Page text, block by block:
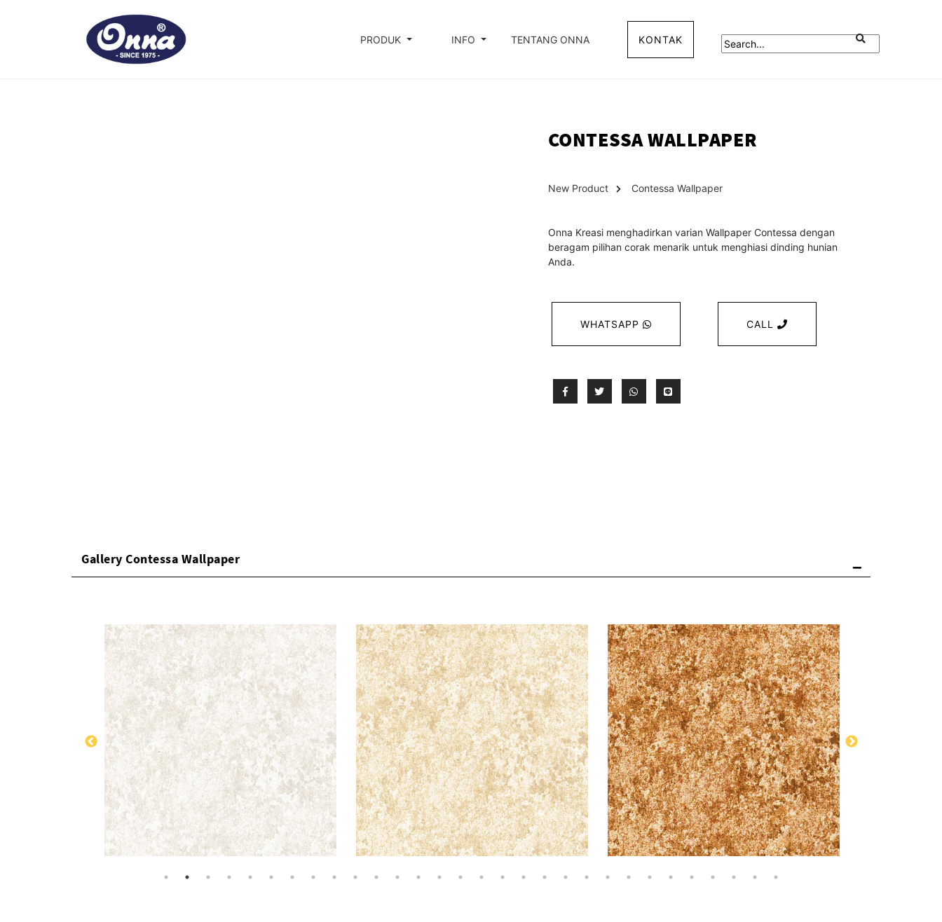
PRODUK INFO TENTANG ONNA KONTAK
CONTESSA WALLPAPER
New Product Contessa Wallpaper
Onna Kreasi menghadirkan varian Wallpaper Contessa dengan
beragam pilihan corak menarik untuk menghiasi dinding hunian
Anda.
WHATSAPP CALL
Gallery Contessa Wallpaper